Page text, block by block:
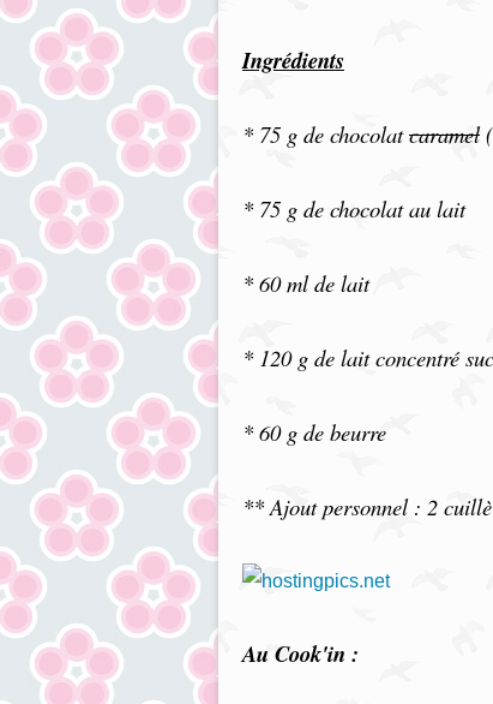
Ingrédients
* 75 g de chocolatcaramel
* 75 g de chocolat au lait
* 60 ml de lait
* 120 g de lait concentré
* 60 g de beurre
** Ajout personnel : 2
Au Cook'in :